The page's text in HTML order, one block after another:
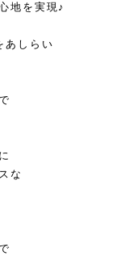
地を実現♪
あしらい
な